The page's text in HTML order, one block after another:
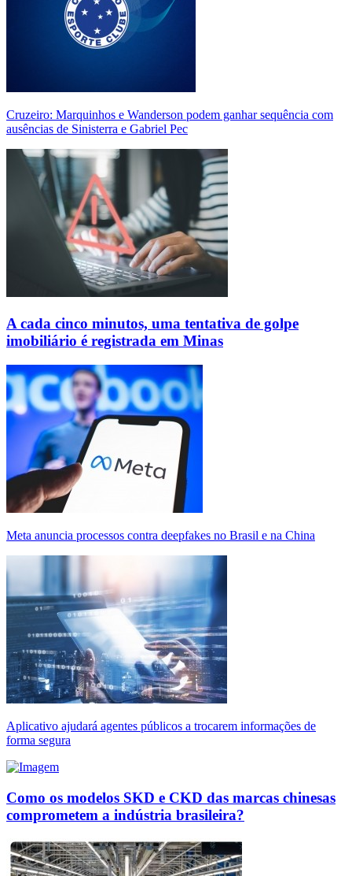
Cruzeiro: Marquinhos e Wanderson podem ganhar sequência com
ausências de Sinisterra e Gabriel Pec
A cada cinco minutos, uma tentativa de golpe
imobiliário é registrada em Minas
Meta anuncia processos contra deepfakes no Brasil e na China
Aplicativo ajudará agentes públicos a trocarem informações de
forma segura
Como os modelos SKD e CKD das marcas chinesas
comprometem a indústria brasileira?